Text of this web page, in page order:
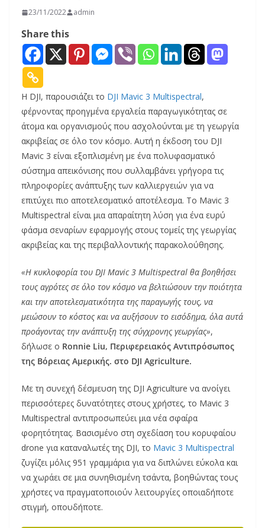
23/11/2022 admin
Share this
Η DJI, παρουσιάζει το DJI Mavic 3 Multispectral,
φέρνοντας προηγμένα εργαλεία παραγωγικότητας σε
άτομα και οργανισμούς που ασχολούνται με τη γεωργία
ακριβείας σε όλο τον κόσμο. Αυτή η έκδοση του DJI
Mavic 3 είναι εξοπλισμένη με ένα πολυφασματικό
σύστημα απεικόνισης που συλλαμβάνει γρήγορα τις
πληροφορίες ανάπτυξης των καλλιεργειών για να
επιτύχει πιο αποτελεσματικό αποτέλεσμα. Το Mavic 3
Multispectral είναι μια απαραίτητη λύση για ένα ευρύ
φάσμα σεναρίων εφαρμογής στους τομείς της γεωργίας
ακριβείας και της περιβαλλοντικής παρακολούθησης.
«Η κυκλοφορία του DJI Mavic 3 Multispectral θα βοηθήσει
τους αγρότες σε όλο τον κόσμο να βελτιώσουν την ποιότητα
και την αποτελεσματικότητα της παραγωγής τους, να
μειώσουν το κόστος και να αυξήσουν το εισόδημα, όλα αυτά
προάγοντας την ανάπτυξη της σύγχρονης γεωργίας»,
δήλωσε ο Ronnie Liu, Περιφερειακός Αντιπρόσωπος
της Βόρειας Αμερικής. στο DJI Agriculture.
Με τη συνεχή δέσμευση της DJI Agriculture να ανοίγει
περισσότερες δυνατότητες στους χρήστες, το Mavic 3
Multispectral αντιπροσωπεύει μια νέα σφαίρα
φορητότητας. Βασισμένο στη σχεδίαση του κορυφαίου
drone για καταναλωτές της DJI, το Mavic 3 Multispectral
ζυγίζει μόλις 951 γραμμάρια για να διπλώνει εύκολα και
να χωράει σε μια συνηθισμένη τσάντα, βοηθώντας τους
χρήστες να πραγματοποιούν λειτουργίες οποιαδήποτε
στιγμή, οπουδήποτε.